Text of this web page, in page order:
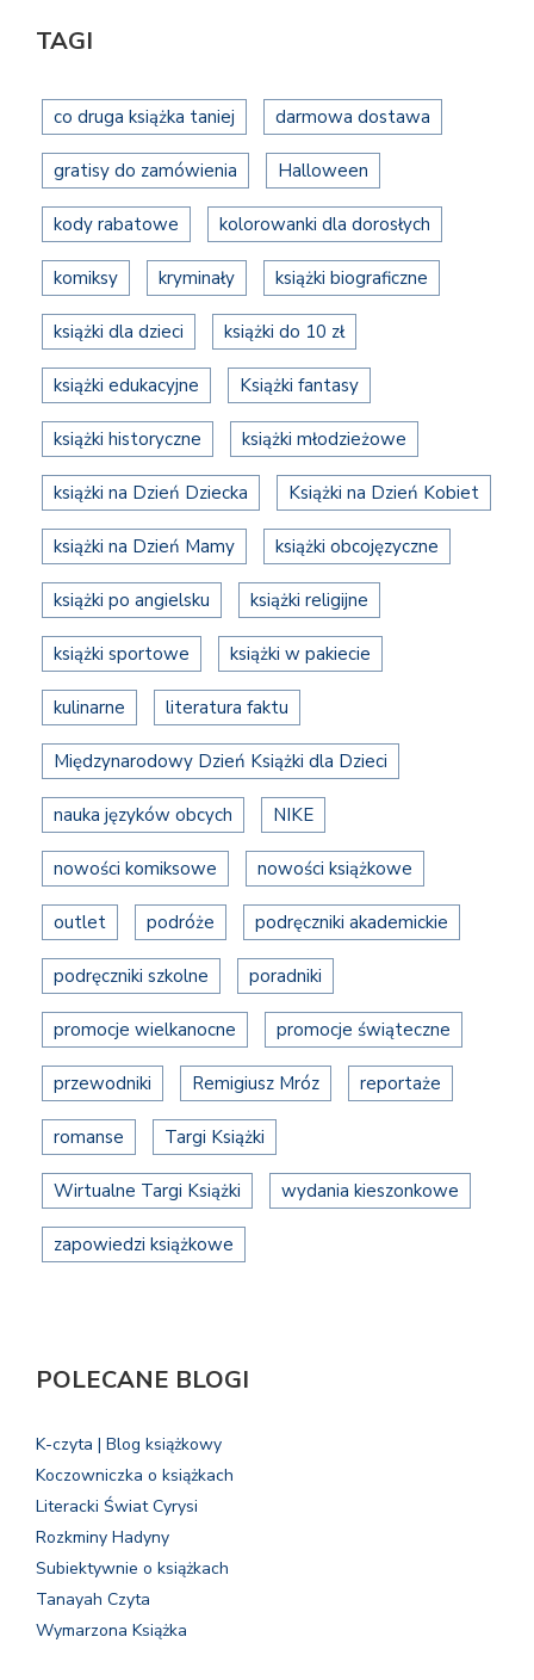
TAGI
co druga książka taniej darmowa dostawa
gratisy do zamówienia Halloween
kody rabatowe kolorowanki dla dorosłych
komiksy kryminały książki biograficzne
książki dla dzieci książki do 10 zł
książki edukacyjne Książki fantasy
książki historyczne książki młodzieżowe
książki na Dzień Dziecka Książki na Dzień Kobiet
książki na Dzień Mamy książki obcojęzyczne
książki po angielsku książki religijne
książki sportowe książki w pakiecie
kulinarne literatura faktu
Międzynarodowy Dzień Książki dla Dzieci
nauka języków obcych NIKE
nowości komiksowe nowości książkowe
outlet podróże podręczniki akademickie
podręczniki szkolne poradniki
promocje wielkanocne promocje świąteczne
przewodniki Remigiusz Mróz reportaże
romanse Targi Książki
Wirtualne Targi Książki wydania kieszonkowe
zapowiedzi książkowe
POLECANE BLOGI
K-czyta | Blog książkowy
Koczowniczka o książkach
Literacki Świat Cyrysi
Rozkminy Hadyny
Subiektywnie o książkach
Tanayah Czyta
Wymarzona Książka